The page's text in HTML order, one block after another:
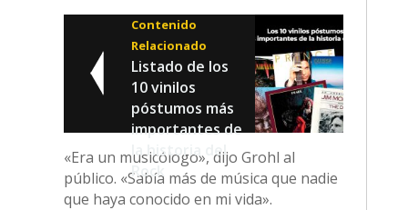
Contenido
Relacionado
Listado de los
10 vinilos
póstumos más
importantes de
la historia del
Rock
«Era un musicólogo», dijo Grohl al
público. «Sabía más de música que nadie
que haya conocido en mi vida».